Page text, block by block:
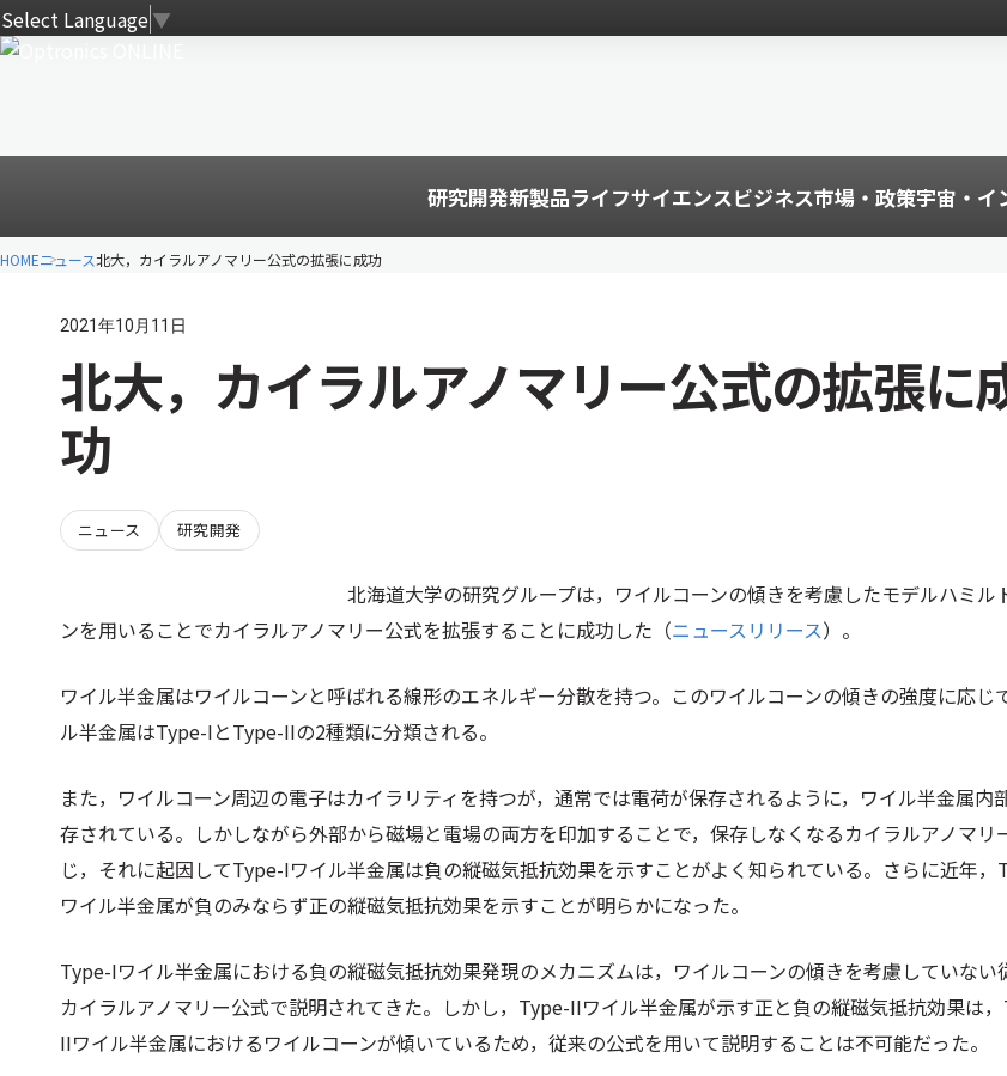
Select Language▼
研究開発新製品ライフサイエンスビジネス市場・政策宇宙・イ
HOMEニュース北大，カイラルアノマリー公式の拡張に成功
2021年10月11日
北大，カイラルアノマリー公式の拡張に
功
ニュース 研究開発
北海道大学の研究グループは，ワイルコーンの傾きを考慮したモデルハミル
ンを用いることでカイラルアノマリー公式を拡張することに成功した（ニュースリリース）。
ワイル半金属はワイルコーンと呼ばれる線形のエネルギー分散を持つ。このワイルコーンの傾きの強度に応じ
ル半金属はType-IとType-IIの2種類に分類される。
また，ワイルコーン周辺の電子はカイラリティを持つが，通常では電荷が保存されるように，ワイル半金属内
存されている。しかしながら外部から磁場と電場の両方を印加することで，保存しなくなるカイラルアノマリ
じ，それに起因してType-Iワイル半金属は負の縦磁気抵抗効果を示すことがよく知られている。さらに近年，
ワイル半金属が負のみならず正の縦磁気抵抗効果を示すことが明らかになった。
Type-Iワイル半金属における負の縦磁気抵抗効果発現のメカニズムは，ワイルコーンの傾きを考慮していない
カイラルアノマリー公式で説明されてきた。しかし，Type-IIワイル半金属が示す正と負の縦磁気抵抗効果は
IIワイル半金属におけるワイルコーンが傾いているため，従来の公式を用いて説明することは不可能だった。